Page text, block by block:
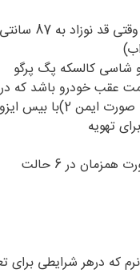
به عقب در ماشین استفاده کرد.
و شاسی کالسکه پگ پرگو
خودرو باشد که در
در 6 حالت
نرم که درهر شرایطی